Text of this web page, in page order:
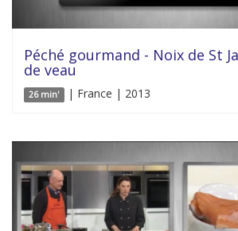
Péché gourmand - Noix de St
de veau
26 min' | France | 2013